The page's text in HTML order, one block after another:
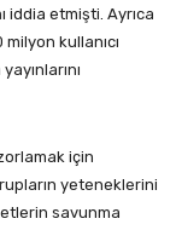
iddia etmişti. Ayrıca
kullanıcı
için
yeteneklerini
savunma